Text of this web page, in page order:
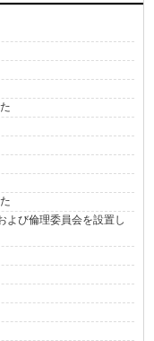
よび倫理委員会を設置し